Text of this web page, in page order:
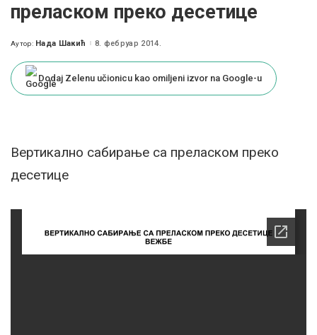
преласком преко десетице
Posted
Аутор: Нада Шакић 8. фебруар 2014.
Dodaj Zelenu učionicu kao omiljeni izvor na Google-u
Вертикално сабирање са преласком преко
десетице